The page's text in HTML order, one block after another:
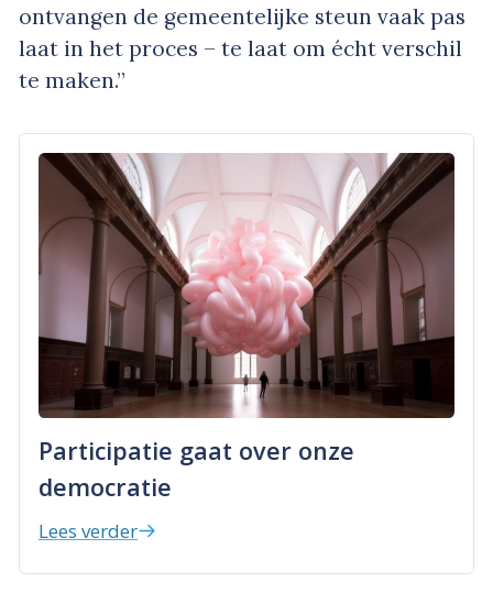
ontvangen de gemeentelijke steun vaak pas
laat in het proces – te laat om écht verschil
te maken.”
Participatie gaat over onze
democratie
Lees verder